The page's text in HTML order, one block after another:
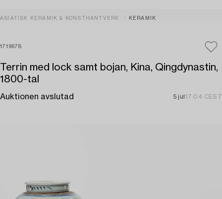
ASIATISK KERAMIK & KONSTHANTVERK KERAMIK
1719678
Terrin med lock samt bojan, Kina, Qingdynastin,
1800-tal
Auktionen avslutad 5 jul 17:04 CEST